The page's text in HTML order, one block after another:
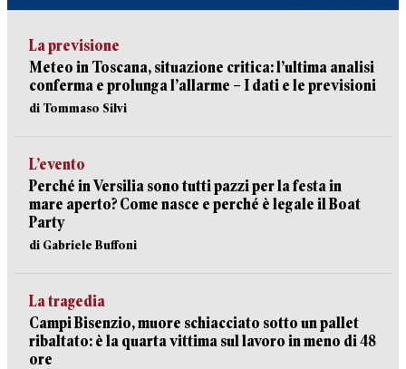
La previsione
Meteo in Toscana, situazione critica: l’ultima analisi
conferma e prolunga l’allarme – I dati e le previsioni
di Tommaso Silvi
L’evento
Perché in Versilia sono tutti pazzi per la festa in
mare aperto? Come nasce e perché è legale il Boat
Party
di Gabriele Buffoni
La tragedia
Campi Bisenzio, muore schiacciato sotto un pallet
ribaltato: è la quarta vittima sul lavoro in meno di 48
ore